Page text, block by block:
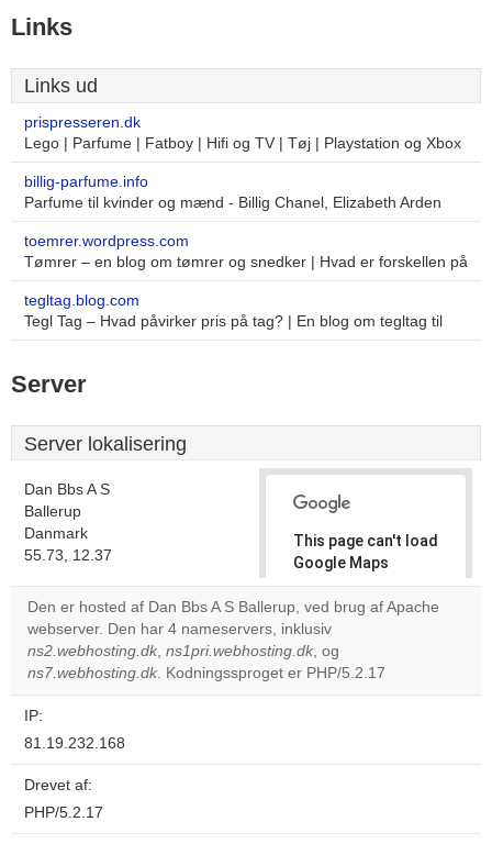
Links
Links ud
prispresseren.dk
Lego | Parfume | Fatboy | Hifi og TV | Tøj | Playstation og Xbox
billig-parfume.info
Parfume til kvinder og mænd - Billig Chanel, Elizabeth Arden
toemrer.wordpress.com
Tømrer – en blog om tømrer og snedker | Hvad er forskellen på
tegltag.blog.com
Tegl Tag – Hvad påvirker pris på tag? | En blog om tegltag til
Server
Server lokalisering
Dan Bbs A S
Ballerup
Danmark
55.73, 12.37
This page can't load
Google Maps
correctly.
Do you
own this
website?
Den er hosted af Dan Bbs A S Ballerup, ved brug af Apache
webserver. Den har 4 nameservers, inklusiv
ns2.webhosting.dk, ns1pri.webhosting.dk, og
ns7.webhosting.dk. Kodningssproget er PHP/5.2.17
IP:
81.19.232.168
Drevet af:
PHP/5.2.17